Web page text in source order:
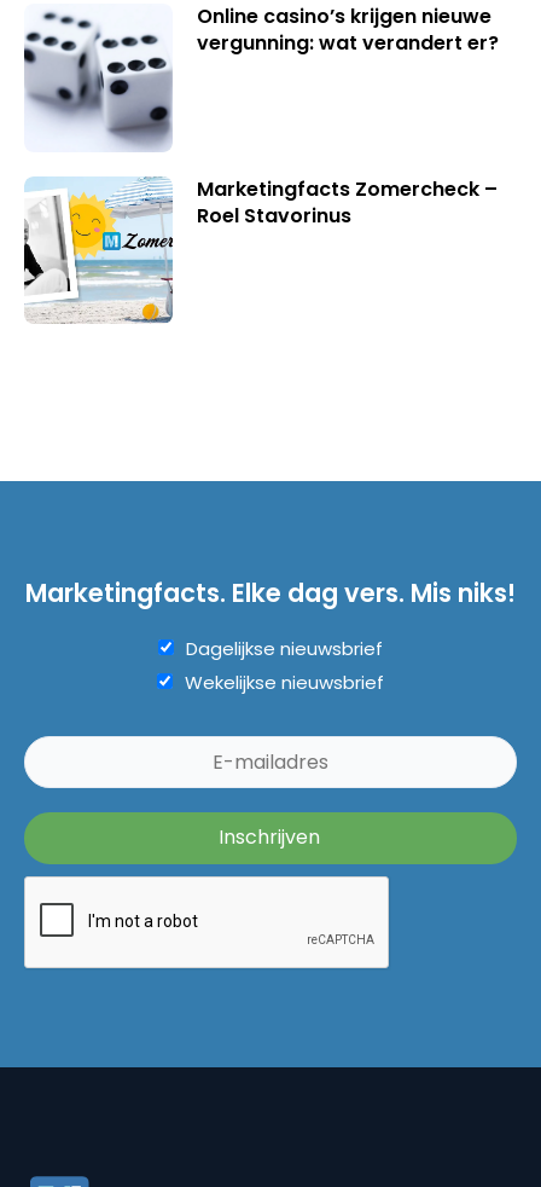
Online casino’s krijgen nieuwe
vergunning: wat verandert er?
Marketingfacts Zomercheck –
Roel Stavorinus
Marketingfacts. Elke dag vers. Mis niks!
Dagelijkse nieuwsbrief
Wekelijkse nieuwsbrief